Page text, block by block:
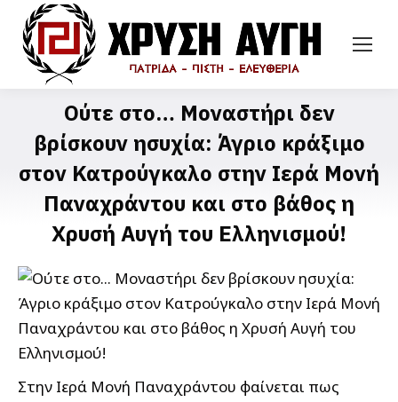
Ούτε στο… Μοναστήρι δεν
βρίσκουν ησυχία: Άγριο κράξιμο
στον Κατρούγκαλο στην Ιερά Μονή
Παναχράντου και στο βάθος η
Χρυσή Αυγή του Ελληνισμού!
Στην Ιερά Μονή Παναχράντου φαίνεται πως